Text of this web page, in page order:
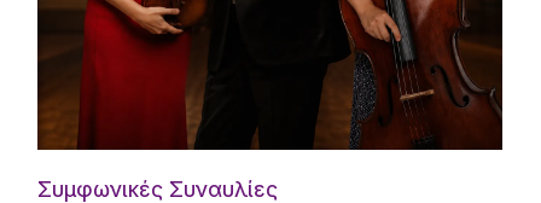
Συμφωνικές Συναυλίες